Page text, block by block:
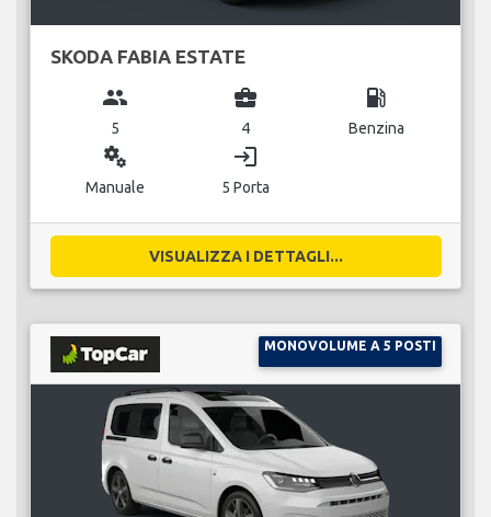
SKODA FABIA ESTATE
group
5
business_center
4
local_gas_station
Benzina
miscellaneous_services
Manuale
login
5 Porta
VISUALIZZA I DETTAGLI...
MONOVOLUME A 5 POSTI